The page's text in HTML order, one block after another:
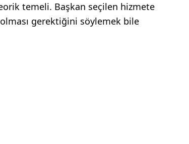
temeli. Başkan seçilen hizmete
gerektiğini söylemek bile